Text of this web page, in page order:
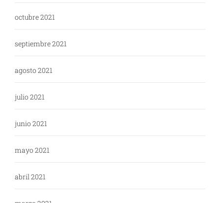
octubre 2021
septiembre 2021
agosto 2021
julio 2021
junio 2021
mayo 2021
abril 2021